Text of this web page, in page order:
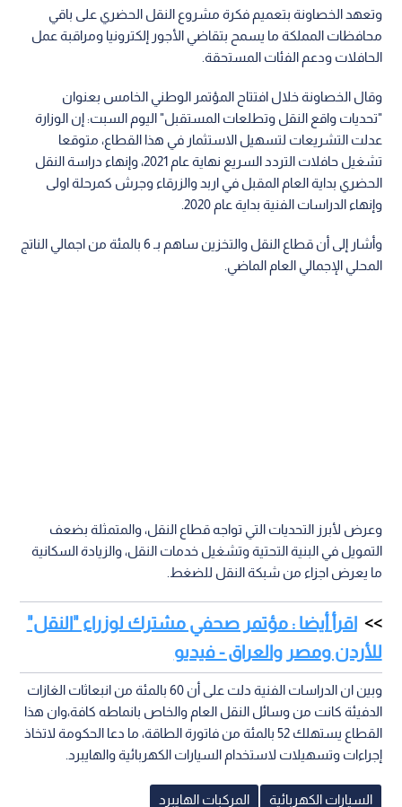
وتعهد الخصاونة بتعميم فكرة مشروع النقل الحضري على باقي
محافظات المملكة ما يسمح بتقاضي الأجور إلكترونيا ومراقبة عمل
الحافلات ودعم الفئات المستحقة.
وقال الخصاونة خلال افتتاح المؤتمر الوطني الخامس بعنوان
"تحديات واقع النقل وتطلعات المستقبل" اليوم السبت: إن الوزارة
عدلت التشريعات لتسهيل الاستثمار في هذا القطاع، متوقعا
تشغيل حافلات التردد السريع نهاية عام 2021، وإنهاء دراسة النقل
الحضري بداية العام المقبل في اربد والزرقاء وجرش كمرحلة اولى
وإنهاء الدراسات الفنية بداية عام 2020.
وأشار إلى أن قطاع النقل والتخزين ساهم بـ 6 بالمئة من اجمالي الناتج
المحلي الإجمالي العام الماضي.
وعرض لأبرز التحديات التي تواجه قطاع النقل، والمتمثلة بضعف
التمويل في البنية التحتية وتشغيل خدمات النقل، والزيادة السكانية
ما يعرض اجزاء من شبكة النقل للضغط.
اقرأ أيضا : مؤتمر صحفي مشترك لوزراء "النقل"
للأردن ومصر والعراق - فيديو
وبين ان الدراسات الفنية دلت على أن 60 بالمئة من انبعاثات الغازات
الدفيئة كانت من وسائل النقل العام والخاص بانماطه كافة،وان هذا
القطاع يستهلك 52 بالمئة من فاتورة الطاقة، ما دعا الحكومة لاتخاذ
إجراءات وتسهيلات لاستخدام السيارات الكهربائية والهايبرد.
السيارات الكهربائية المركبات الهايبرد